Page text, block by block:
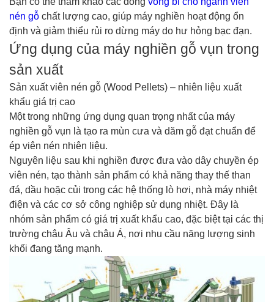
nén gỗ chất lượng cao, giúp máy nghiền hoạt động ổn
định và giảm thiểu rủi ro dừng máy do hư hỏng bạc đạn.
Ứng dụng của máy nghiền gỗ vụn trong
sản xuất
Sản xuất viên nén gỗ (Wood Pellets) – nhiên liệu xuất
khẩu giá trị cao
Một trong những ứng dụng quan trọng nhất của máy
nghiền gỗ vụn là tạo ra mùn cưa và dăm gỗ đạt chuẩn để
ép viên nén nhiên liệu.
Nguyên liệu sau khi nghiền được đưa vào dây chuyền ép
viên nén, tạo thành sản phẩm có khả năng thay thế than
đá, dầu hoặc củi trong các hệ thống lò hơi, nhà máy nhiệt
điện và các cơ sở công nghiệp sử dụng nhiệt. Đây là
nhóm sản phẩm có giá trị xuất khẩu cao, đặc biệt tại các thị
trường châu Âu và châu Á, nơi nhu cầu năng lượng sinh
khối đang tăng mạnh.